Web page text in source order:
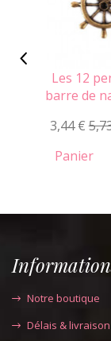
Les 12
barre de
3,44 €
Panier
Notre boutique
Délais & livraison